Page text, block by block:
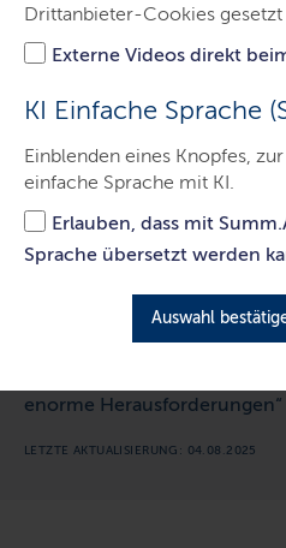
Drittanbieter-Cookies
Externe Videos direkt
KI Einfache Sprache
Einblenden eines Knopfes,
einfache Sprache mit KI.
Erlauben, dass mit
Sprache übersetzt werden
Auswahl
Küstenschutz:
unterstützt die
Regionaldeiches
mit rund 730.000
Küstenschutzminister
stellt den Schutz unserer
enorme Herausforderungen“
LETZTE AKTUALISIERUNG: 04.08.2025